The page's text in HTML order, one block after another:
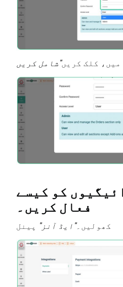
میں، کلک کریں
کو کیسے
فعال کریں۔
کھولیں۔"ایڈ آنز" پینل